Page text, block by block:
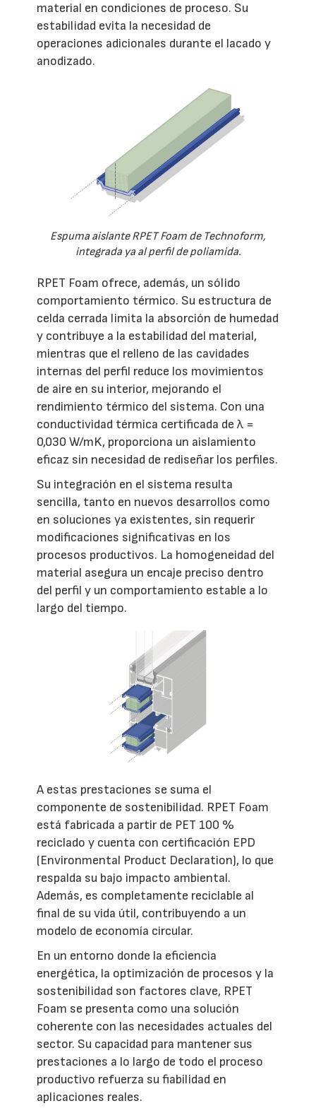
material en condiciones de proceso. Su
estabilidad evita la necesidad de
operaciones adicionales durante el lacado y
anodizado.
Espuma aislante RPET Foam de Technoform,
integrada ya al perfil de poliamida.
RPET Foam ofrece, además, un sólido
comportamiento térmico. Su estructura de
celda cerrada limita la absorción de humedad
y contribuye a la estabilidad del material,
mientras que el relleno de las cavidades
internas del perfil reduce los movimientos
de aire en su interior, mejorando el
rendimiento térmico del sistema. Con una
conductividad térmica certificada de λ =
0,030 W/mK, proporciona un aislamiento
eficaz sin necesidad de rediseñar los perfiles.
Su integración en el sistema resulta
sencilla, tanto en nuevos desarrollos como
en soluciones ya existentes, sin requerir
modificaciones significativas en los
procesos productivos. La homogeneidad del
material asegura un encaje preciso dentro
del perfil y un comportamiento estable a lo
largo del tiempo.
A estas prestaciones se suma el
componente de sostenibilidad. RPET Foam
está fabricada a partir de PET 100 %
reciclado y cuenta con certificación EPD
(Environmental Product Declaration), lo que
respalda su bajo impacto ambiental.
Además, es completamente reciclable al
final de su vida útil, contribuyendo a un
modelo de economía circular.
En un entorno donde la eficiencia
energética, la optimización de procesos y la
sostenibilidad son factores clave, RPET
Foam se presenta como una solución
coherente con las necesidades actuales del
sector. Su capacidad para mantener sus
prestaciones a lo largo de todo el proceso
productivo refuerza su fiabilidad en
aplicaciones reales.